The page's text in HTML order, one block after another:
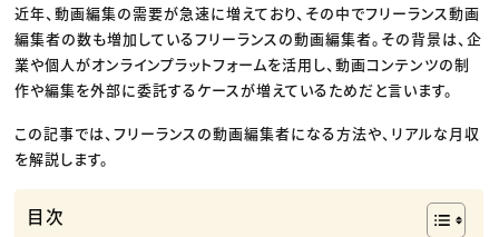
クリエイターインタビュー
C＆R Magazine
ニュース・トレンド トップ
Web
映像
ゲーム・エンタメ
広告
CREATIVE VILLAGEからのお知らせ
近年、動画編集の需要が急速に増えており、その中でフリーランス動画
編集者の数も増加しているフリーランスの動画編集者。その背景は、企
業や個人がオンラインプラットフォームを活用し、動画コンテンツの制
作や編集を外部に委託するケースが増えているためだと言います。
この記事では、フリーランスの動画編集者になる方法や、リアルな月収
を解説します。
目次